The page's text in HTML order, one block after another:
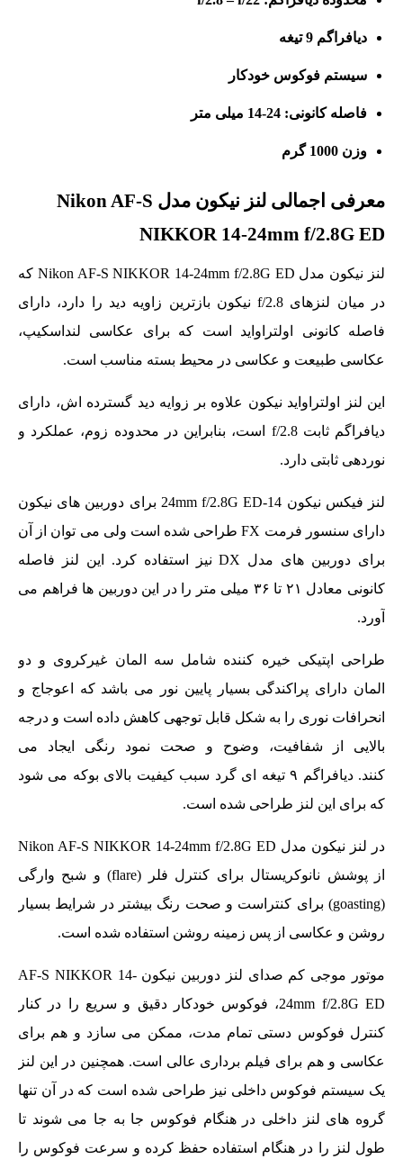
دیافراگم 9 تیغه
سیستم فوکوس خودکار
فاصله کانونی: 24-14 میلی متر
وزن 1000 گرم
معرفی اجمالی لنز نیکون مدل Nikon AF-S
NIKKOR 14-24mm f/2.8G ED
لنز نیکون مدل Nikon AF-S NIKKOR 14-24mm f/2.8G ED
که
در میان لنزهای f/2.8 نیکون بازترین زاویه‌ دید را دارد، دارای
فاصله کانونی اولتراواید است که برای عکاسی لنداسکیپ،
عکاسی طبیعت و عکاسی در محیط بسته مناسب است.
این لنز اولتراواید نیکون علاوه بر زوایه دید گسترده اش، دارای
دیافراگم ثابت f/2.8 است، بنابراین در محدوده زوم، عملکرد و
نوردهی ثابتی دارد.
لنز فیکس نیکون 14-24mm f/2.8G ED برای دوربین های نیکون
دارای سنسور فرمت FX طراحی شده است ولی می توان از آن
برای دوربین های مدل DX نیز استفاده کرد. این لنز فاصله
کانونی معادل ۲۱ تا ۳۶ میلی متر را در این دوربین ها فراهم می
آورد.
طراحی اپتیکی خیره کننده شامل سه المان غیرکروی و دو
المان دارای پراکندگی بسیار پایین نور می باشد که اعوجاج و
انحرافات نوری را به شکل قابل توجهی کاهش داده است و درجه
بالایی از شفافیت، وضوح و صحت نمود رنگی ایجاد می
کنند.دیافراگم ۹ تیغه ای گرد سبب کیفیت بالای بوکه
می شود
که برای این لنز طراحی شده است.
در لنز نیکون مدل Nikon AF-S NIKKOR 14-24mm f/2.8G ED
از پوشش نانوکریستال برای کنترل فلر (flare) و شبح وارگی
(goasting) برای کنتراست و صحت رنگ بیشتر در شرایط بسیار
روشن و عکاسی از پس زمینه روشن استفاده شده است.
موتور موجی کم صدای لنز دوربین نیکون AF-S NIKKOR 14-
24mm f/2.8G ED، فوکوس خودکار دقیق و سریع را در کنار
کنترل فوکوس دستی تمام مدت، ممکن می سازد و هم برای
عکاسی و هم برای فیلم برداری عالی است. همچنین در این لنز
یک سیستم فوکوس داخلی نیز طراحی شده است که در آن تنها
گروه های لنز داخلی در هنگام فوکوس جا به جا می شوند تا
طول لنز را در هنگام استفاده حفظ کرده و سرعت فوکوس را